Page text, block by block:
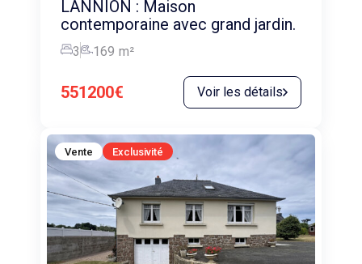
LANNION : Maison
contemporaine avec grand jardin.
3 169 m²
551200€ Voir les détails
Vente Exclusivité